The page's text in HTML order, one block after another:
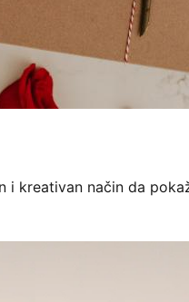
i kreativan način da